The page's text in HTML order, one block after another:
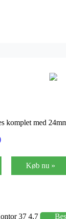
komplet med
Køb nu »
37 4,7